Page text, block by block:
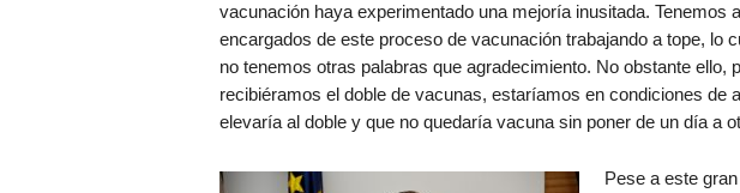
vacunación haya experimentado una mejoría inusitada. Tenemos
encargados de este proceso de vacunación trabajando a tope, lo
no tenemos otras palabras que agradecimiento. No obstante ello,
recibiéramos el doble de vacunas, estaríamos en condiciones de
elevaría al doble y que no quedaría vacuna sin poner de un día a
Pese a este